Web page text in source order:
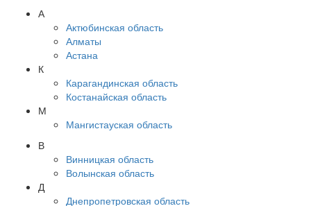
А
Актюбинская область
Алматы
Астана
К
Карагандинская область
Костанайская область
М
Мангистауская область
В
Винницкая область
Волынская область
Д
Днепропетровская область